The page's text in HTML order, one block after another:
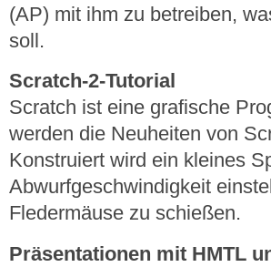
(AP) mit ihm zu betreiben,
soll.
Scratch-2-Tutorial
Scratch ist eine grafische
werden die Neuheiten von
Konstruiert wird ein kleines
Abwurfgeschwindigkeit
Fledermäuse zu schießen.
Präsentationen mit HMTL